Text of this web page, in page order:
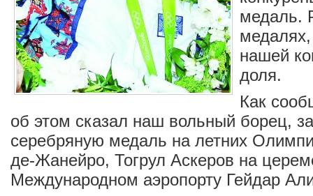
медаль.
нашей
доля.
Как
об этом сказал наш вольный борец,
серебряную медаль на летних
де-Жанейро, Тогрул Аскеров на
Международном аэропорту Гейдар